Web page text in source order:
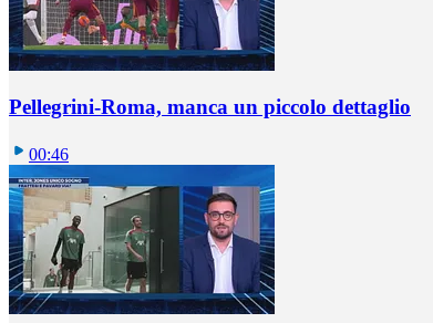
Pellegrini-Roma, manca un piccolo dettaglio
00:46